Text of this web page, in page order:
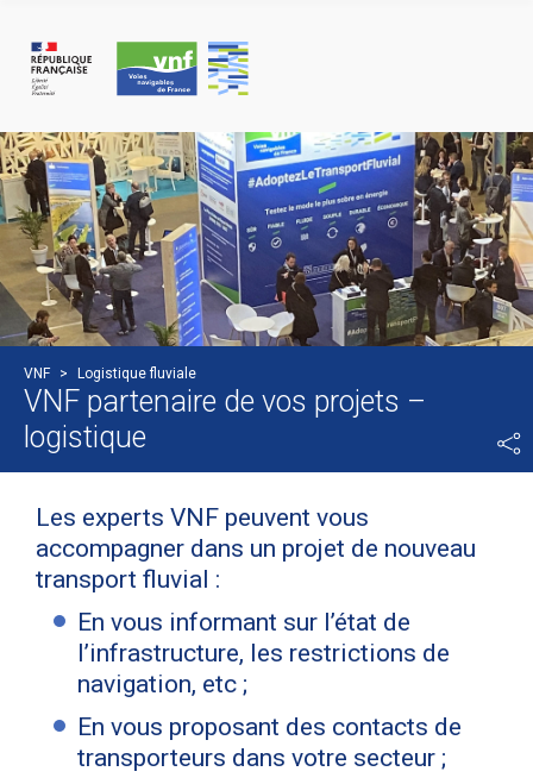
VNF > Logistique fluviale
VNF partenaire de vos projets –
logistique
Les experts VNF peuvent vous
accompagner dans un projet de nouveau
transport fluvial :
En vous informant sur l’état de
l’infrastructure, les restrictions de
navigation, etc ;
En vous proposant des contacts de
transporteurs dans votre secteur ;